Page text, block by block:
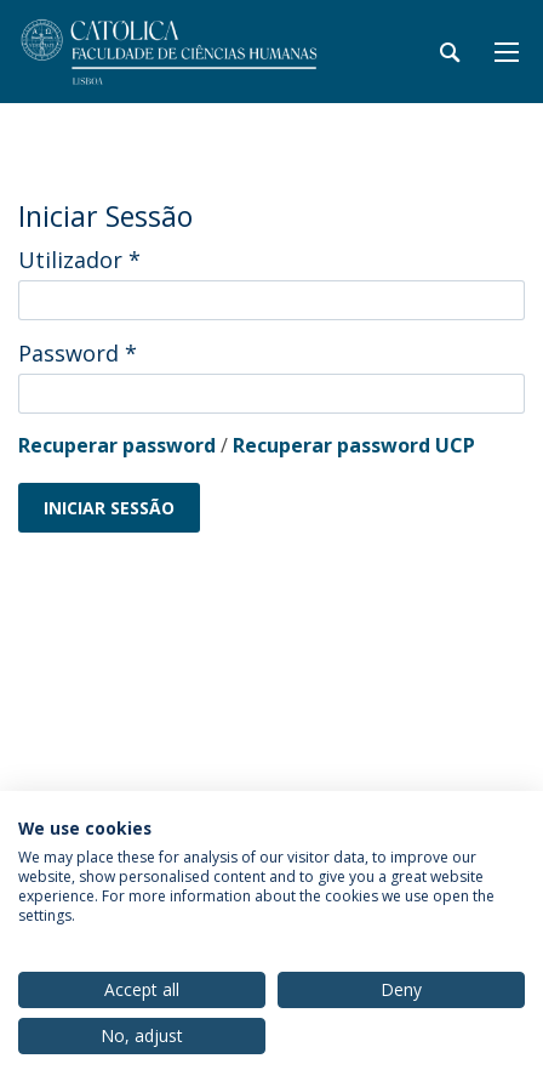
Iniciar Sessão
Utilizador *
Password *
Recuperar password / Recuperar password UCP
INICIAR SESSÃO
Política de Privacidade
Termos & Condições
Direitos do Titular dos Dados
© 2026 Universidade Católica Portuguesa
We use cookies
We may place these for analysis of our visitor data, to improve our
website, show personalised content and to give you a great website
experience. For more information about the cookies we use open the
settings.
Accept all
Deny
No, adjust